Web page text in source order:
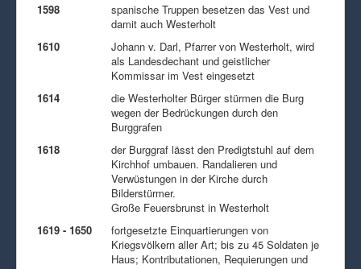
1598
spanische Truppen besetzen das Vest und
damit auch Westerholt
1610
Johann v. Darl, Pfarrer von Westerholt, wird
als Landesdechant und geistlicher
Kommissar im Vest eingesetzt
1614
die Westerholter Bürger stürmen die Burg
wegen der Bedrückungen durch den
Burggrafen
1618
der Burggraf lässt den Predigtstuhl auf dem
Kirchhof umbauen. Randalieren und
Verwüstungen in der Kirche durch
Bilderstürmer.
Große Feuersbrunst in Westerholt
1619 - 1650
fortgesetzte Einquartierungen von
Kriegsvölkern aller Art; bis zu 45 Soldaten je
Haus; Kontributationen, Requierungen und